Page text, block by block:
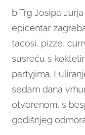
b Trg Josipa
epicentar
tacosi, pizze,
susreću s
partyjima.
sedam dana
otvorenom, s
godišnjeg